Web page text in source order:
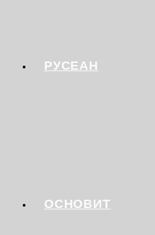
РУСЕАН
ОСНОВИТ